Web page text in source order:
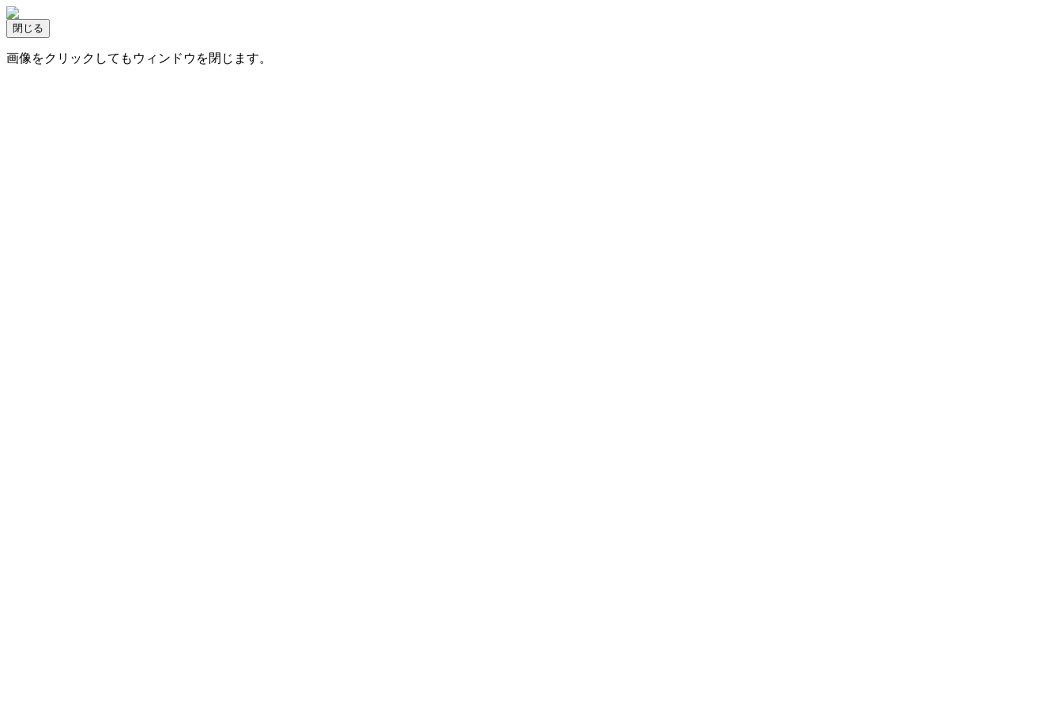
画像をクリックしてもウィンドウを閉じます。